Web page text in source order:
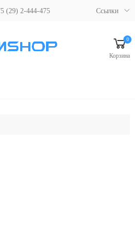
(29) 2-444-475 Ссылки
меню
0
Корзина